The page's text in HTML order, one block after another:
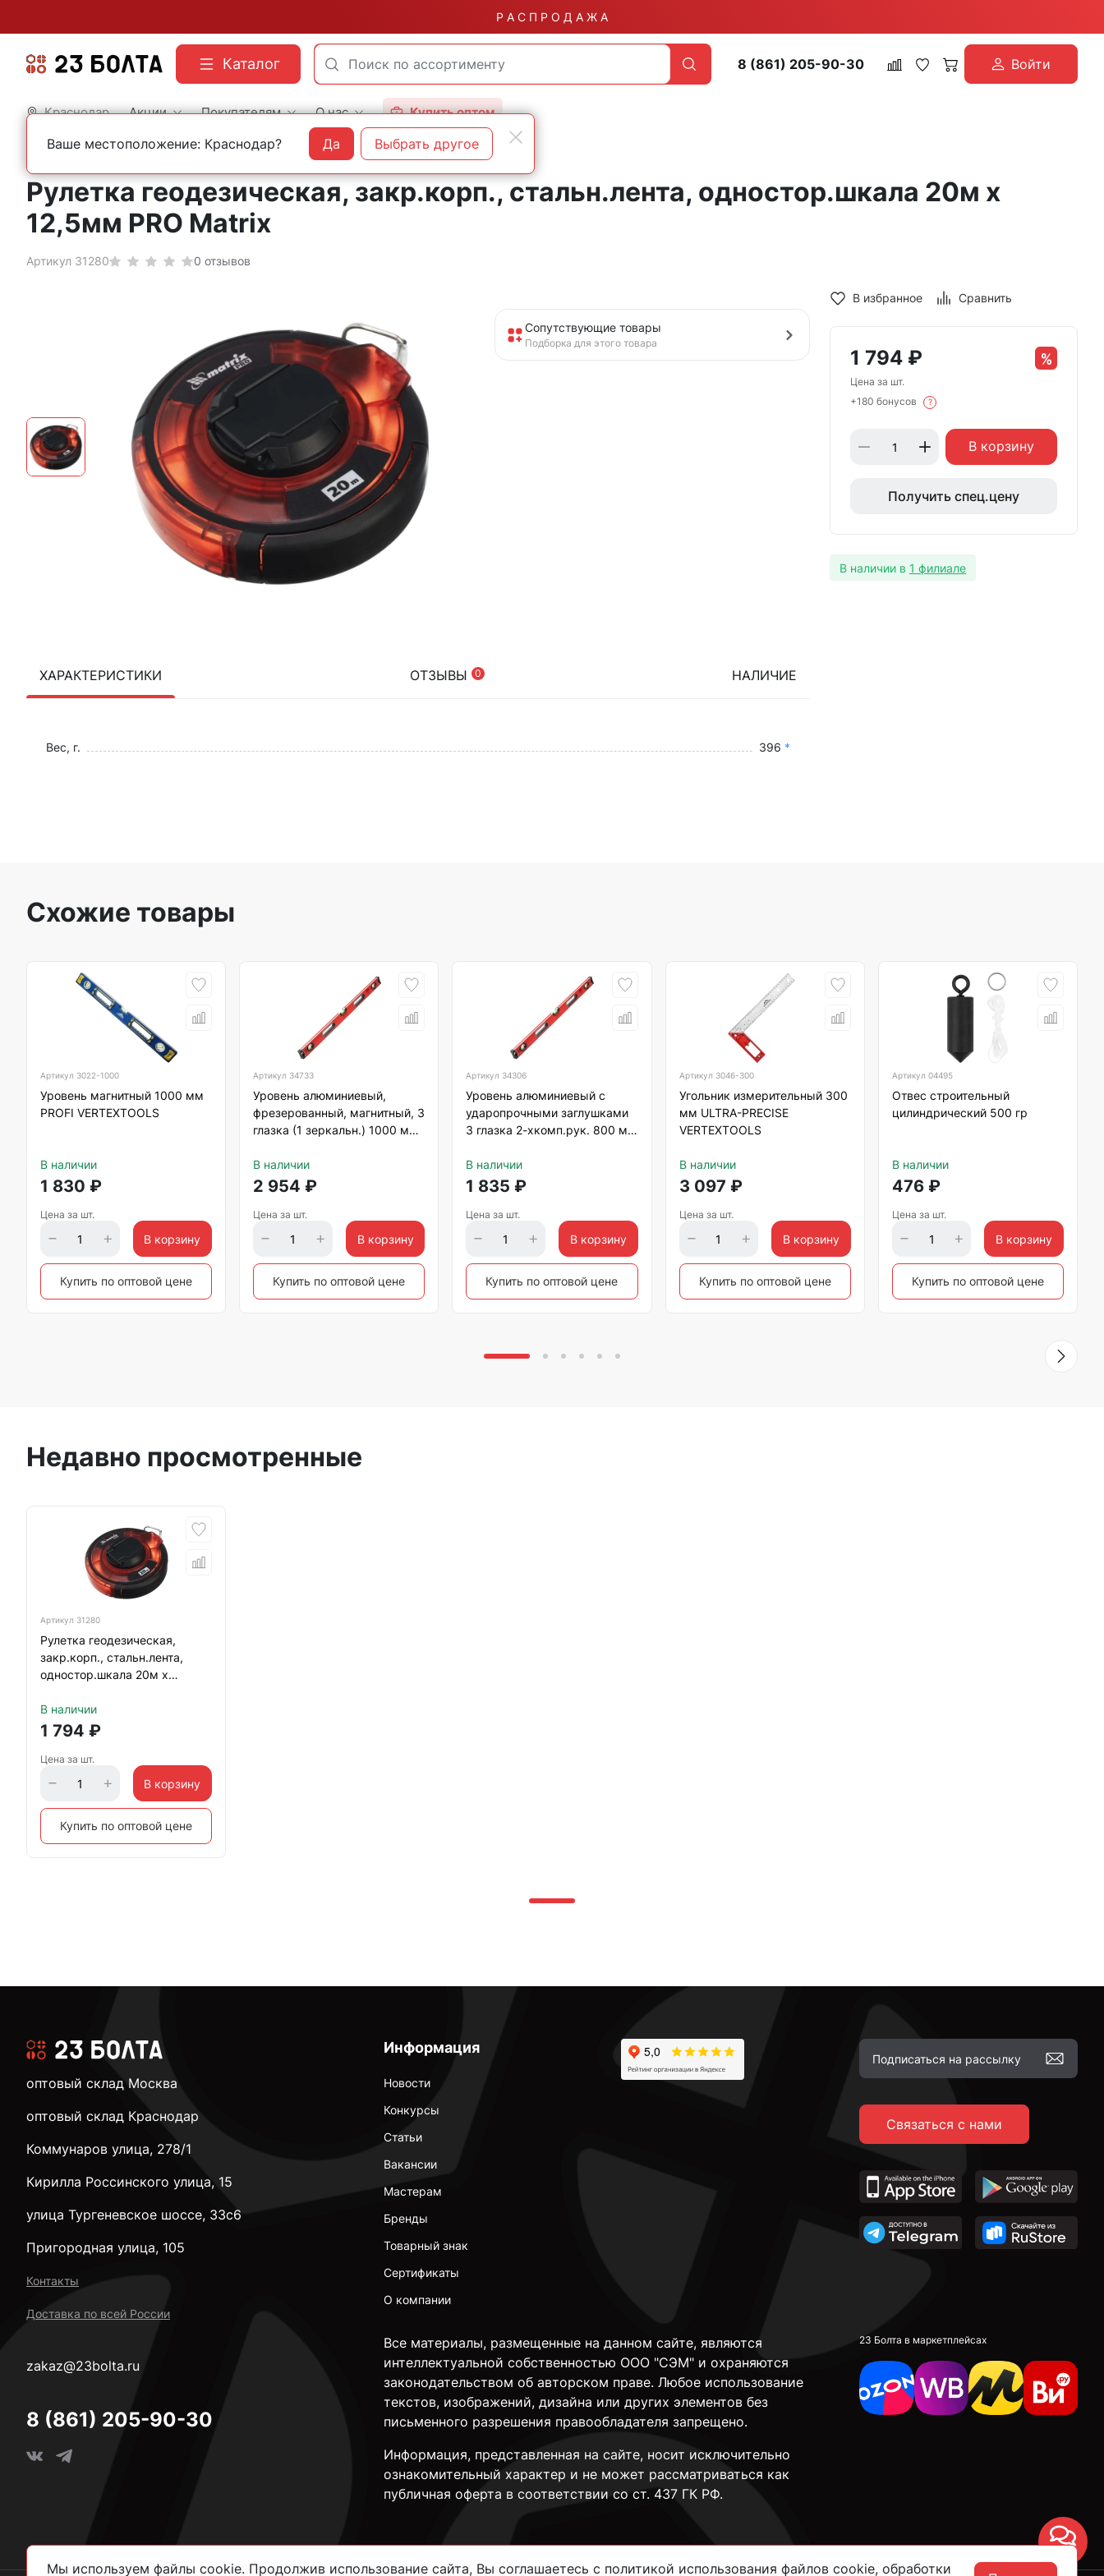
Р А С П Р О Д А Ж А
Каталог 8 (861) 205-90-30 Войти
Краснодар Акции Покупателям О нас Купить оптом
Главная Строительный инструмент Рулетки и уровни
Рулетка геодезическая, закр.корп., стальн.лента, одностор.шкала 20м х
12,5мм PRO Matrix
Артикул 31280 0 отзывов
Сопутствующие товары
Подборка для этого товара
ХАРАКТЕРИСТИКИ ОТЗЫВЫ 0 НАЛИЧИЕ
Вес, г. 396 *
В избранное Сравнить
1 794 ₽
Цена за шт.
+180 бонусов
?
В корзину
Получить спец.цену
В наличии в 1 филиале
Схожие товары
Артикул 3022-1000
Уровень магнитный 1000 мм
PROFI VERTEXTOOLS
В наличии
1 830 ₽
Цена за шт.
В корзину
Купить по оптовой цене
Артикул 34733
Уровень алюминиевый,
фрезерованный, магнитный, 3
глазка (1 зеркальн.) 1000 мм,
В наличии
2 954 ₽
Цена за шт.
В корзину
Купить по оптовой цене
Артикул 34306
Уровень алюминиевый с
ударопрочными заглушками
3 глазка 2-хкомп.рук. 800 мм
В наличии
1 835 ₽
Цена за шт.
В корзину
Купить по оптовой цене
Артикул 3046-300
Угольник измерительный 300
мм ULTRA-PRECISE
VERTEXTOOLS
В наличии
3 097 ₽
Цена за шт.
В корзину
Купить по оптовой цене
Артикул 04495
Отвес строительный
цилиндрический 500 гр
В наличии
476₽
Цена за шт.
В корзину
Купить по оптовой цене
Недавно просмотренные
Артикул 31280
Рулетка геодезическая,
закр.корп., стальн.лента,
одностор.шкала 20м х
В наличии
1 794 ₽
Цена за шт.
В корзину
Купить по оптовой цене
Информация
Новости
Конкурсы
Статьи
Вакансии
Мастерам
Бренды
Товарный знак
Сертификаты
О компании
Связаться с нами
Все материалы, размещенные на данном сайте, являются
интеллектуальной собственностью ООО "СЭМ" и охраняются
законодательством об авторском праве. Любое использование
текстов, изображений, дизайна или других элементов без
письменного разрешения правообладателя запрещено.
Информация, представленная на сайте, носит исключительно
ознакомительный характер и не может рассматриваться как
публичная оферта в соответствии со ст. 437 ГК РФ.
23 Болта в маркетплейсах
оптовый склад Москва
оптовый склад Краснодар
Коммунаров улица, 278/1
Кирилла Россинского улица, 15
улица Тургеневское шоссе, 33с6
Пригородная улица, 105
Контакты
Доставка по всей России
zakaz@23bolta.ru
8 (861) 205-90-30
Мы используем файлы cookie. Продолжив использование сайта, Вы соглашаетесь с политикой использования файлов cookie, обработки
Ваше местоположение: Краснодар? Да Выбрать другое